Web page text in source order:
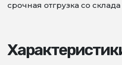
срочная отгрузка со